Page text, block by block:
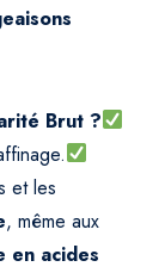
Brut ?
et les
, même aux
en acides